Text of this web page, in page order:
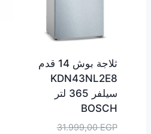
ثلاجة بوش 14 قدم
KDN43NL2E8
سيلفر 365 لتر
BOSCH
31.999,00EGP
السعر